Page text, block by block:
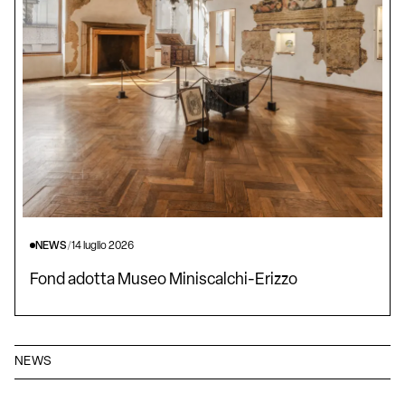
NEWS
NEWS/14 luglio 2026
Fond adotta Museo Miniscalchi-Erizzo